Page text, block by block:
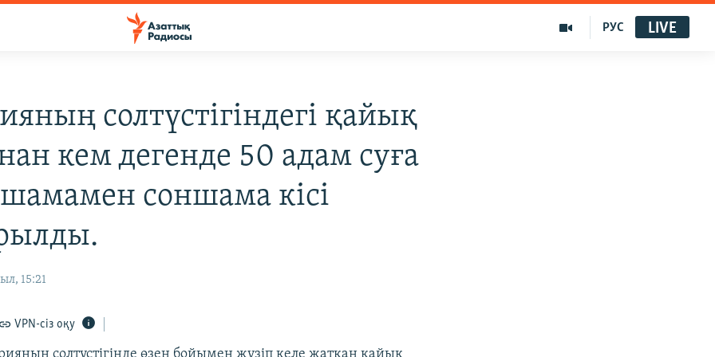
РУС LIVE
солтүстігіндегі қайық
кем дегенде 50 адам суға
шамамен соншама кісі
15:21
VPN-сіз оқу